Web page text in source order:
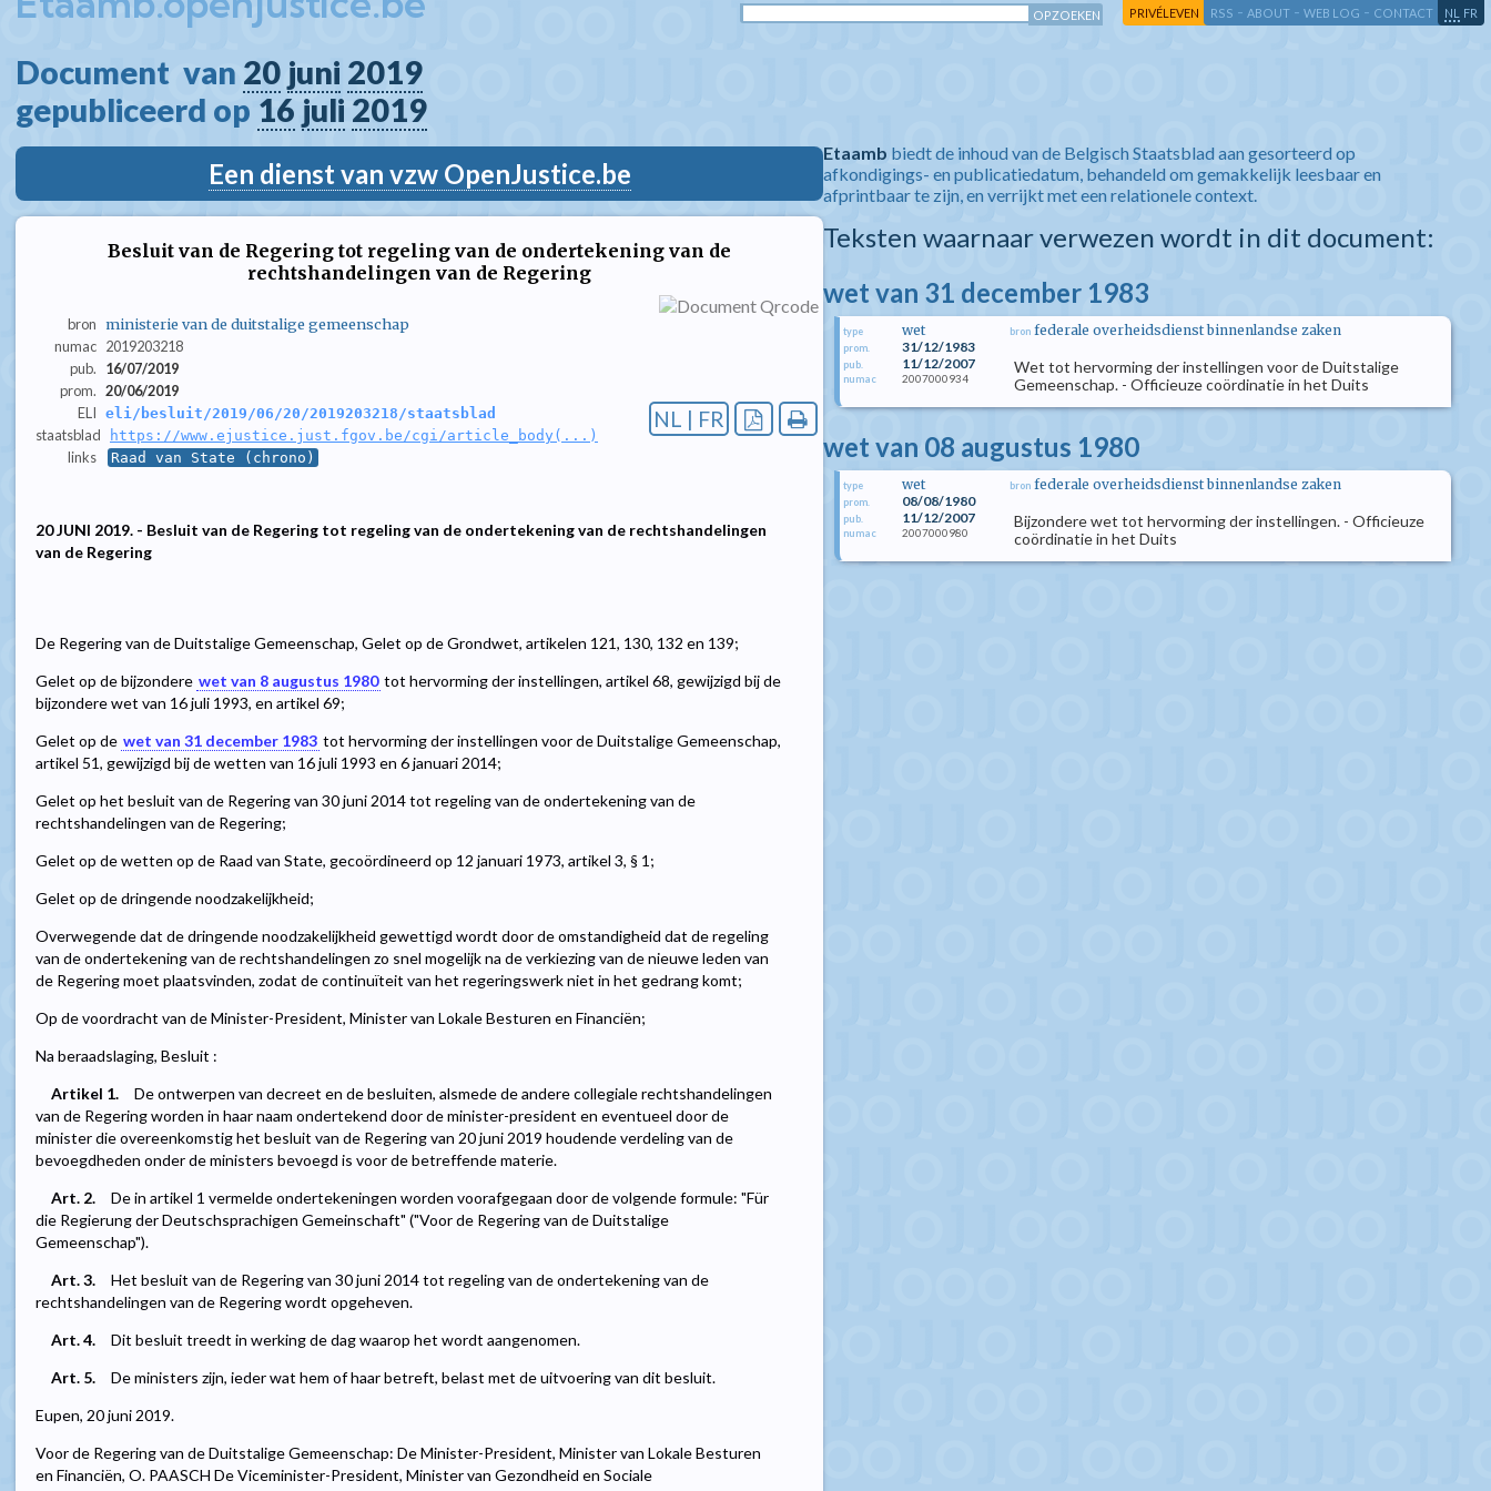
PRIVÉLEVEN RSS - ABOUT - WEB LOG - CONTACT NL FR
Document  van 20 juni 2019
gepubliceerd op 16 juli 2019
Een dienst van vzw OpenJustice.be
Besluit van de Regering tot regeling van de ondertekening van de
rechtshandelingen van de Regering
bron ministerie van de duitstalige gemeenschap
numac 2019203218
pub.
16/07/2019
prom. 20/06/2019
ELI eli/besluit/2019/06/20/2019203218/staatsblad
staatsblad https://www.ejustice.just.fgov.be/cgi/article_body(...)
links Raad van State (chrono)
NL | FR
20 JUNI 2019. - Besluit van de Regering tot regeling van de ondertekening van de rechtshandelingen
van de Regering
De Regering van de Duitstalige Gemeenschap, Gelet op de Grondwet, artikelen 121, 130, 132 en 139;
Gelet op de bijzondere wet van 8 augustus 1980 tot hervorming der instellingen, artikel 68, gewijzigd bij de
bijzondere wet van 16 juli 1993, en artikel 69;
Gelet op de wet van 31 december 1983 tot hervorming der instellingen voor de Duitstalige Gemeenschap,
artikel 51, gewijzigd bij de wetten van 16 juli 1993 en 6 januari 2014;
Gelet op het besluit van de Regering van 30 juni 2014 tot regeling van de ondertekening van de
rechtshandelingen van de Regering;
Gelet op de wetten op de Raad van State, gecoördineerd op 12 januari 1973, artikel 3, § 1;
Gelet op de dringende noodzakelijkheid;
Overwegende dat de dringende noodzakelijkheid gewettigd wordt door de omstandigheid dat de regeling
van de ondertekening van de rechtshandelingen zo snel mogelijk na de verkiezing van de nieuwe leden van
de Regering moet plaatsvinden, zodat de continuïteit van het regeringswerk niet in het gedrang komt;
Op de voordracht van de Minister-President, Minister van Lokale Besturen en Financiën;
Na beraadslaging, Besluit :
Artikel 1.
De ontwerpen van decreet en de besluiten, alsmede de andere collegiale rechtshandelingen
van de Regering worden in haar naam ondertekend door de minister-president en eventueel door de
minister die overeenkomstig het besluit van de Regering van 20 juni 2019 houdende verdeling van de
bevoegdheden onder de ministers bevoegd is voor de betreffende materie.
Art. 2.
De in artikel 1 vermelde ondertekeningen worden voorafgegaan door de volgende formule: "Für
die Regierung der Deutschsprachigen Gemeinschaft" ("Voor de Regering van de Duitstalige
Gemeenschap").
Art. 3.
Het besluit van de Regering van 30 juni 2014 tot regeling van de ondertekening van de
rechtshandelingen van de Regering wordt opgeheven.
Art. 4.
Dit besluit treedt in werking de dag waarop het wordt aangenomen.
Art. 5.
De ministers zijn, ieder wat hem of haar betreft, belast met de uitvoering van dit besluit.
Eupen, 20 juni 2019.
Voor de Regering van de Duitstalige Gemeenschap: De Minister-President, Minister van Lokale Besturen
en Financiën, O. PAASCH De Viceminister-President, Minister van Gezondheid en Sociale
Etaamb biedt de inhoud van de Belgisch Staatsblad aan gesorteerd op
afkondigings- en publicatiedatum, behandeld om gemakkelijk leesbaar en
afprintbaar te zijn, en verrijkt met een relationele context.
Teksten waarnaar verwezen wordt in dit document:
wet van 31 december 1983
type wet
prom. 31/12/1983
pub. 11/12/2007
numac 2007000934
bron federale overheidsdienst binnenlandse zaken
Wet tot hervorming der instellingen voor de Duitstalige
Gemeenschap. - Officieuze coördinatie in het Duits
wet van 08 augustus 1980
type wet
prom. 08/08/1980
pub. 11/12/2007
numac 2007000980
bron federale overheidsdienst binnenlandse zaken
Bijzondere wet tot hervorming der instellingen. - Officieuze
coördinatie in het Duits